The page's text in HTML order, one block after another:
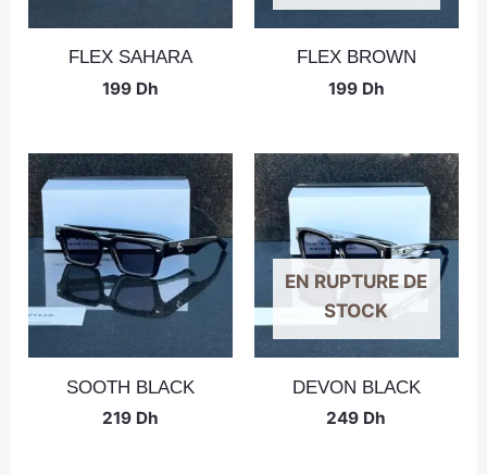
FLEX SAHARA
199 Dh
FLEX BROWN
199 Dh
SOOTH BLACK
219 Dh
EN RUPTURE DE
STOCK
DEVON BLACK
249 Dh